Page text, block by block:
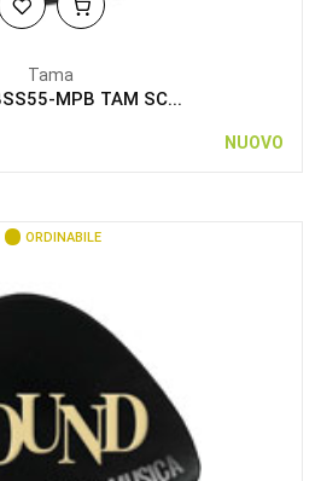
Tama
MPB TAM SC...
NUOVO
ORDINABILE